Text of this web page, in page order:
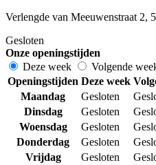
Verlengde van Meeuwenstraat 2,
Gesloten
Onze openingstijden
Deze week
Volgende
Openingstijden Deze week
Maandag
Gesloten
Dinsdag
Gesloten
Woensdag
Gesloten
Donderdag
Gesloten
Vrijdag
Gesloten